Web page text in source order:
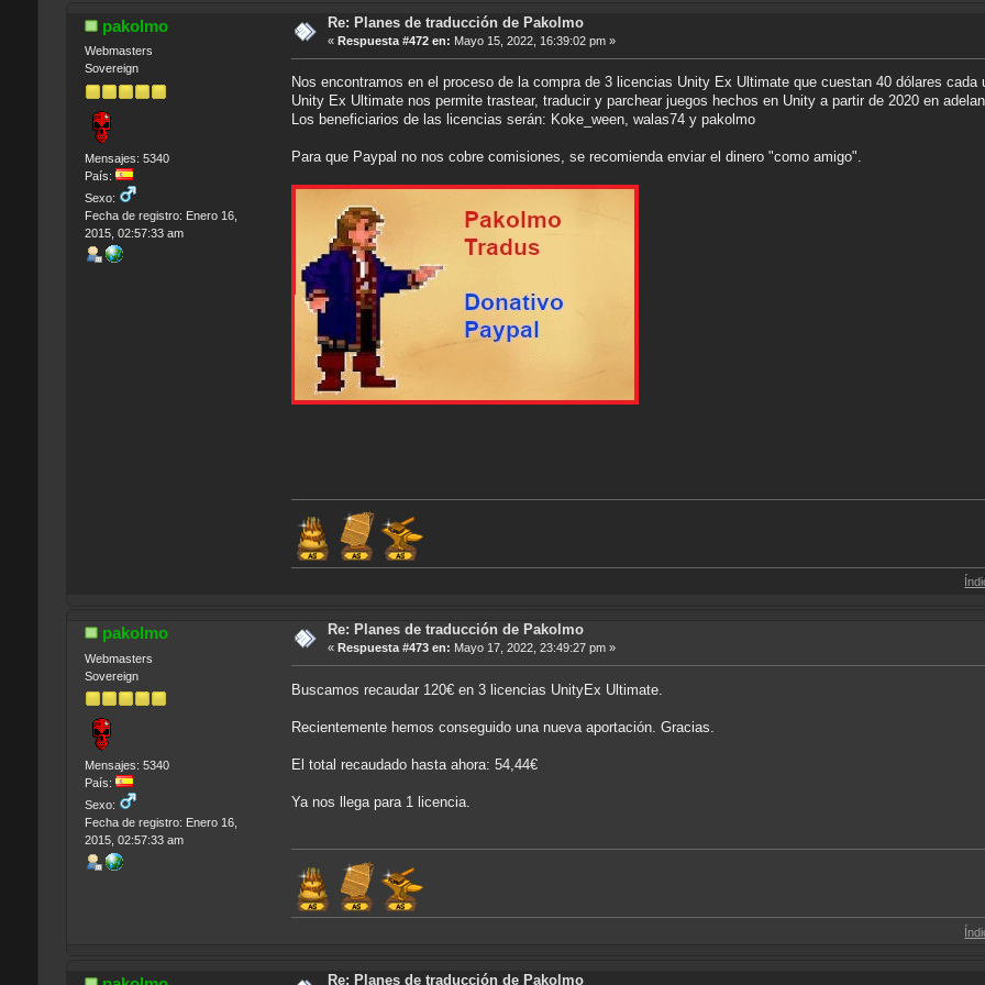
pakolmo
Webmasters
Sovereign
Mensajes: 5340
País:
Sexo:
Fecha de registro: Enero 16,
2015, 02:57:33 am
Re: Planes de traducción de Pakolmo
« Respuesta #472 en: Mayo 15, 2022, 16:39:02 pm »
Nos encontramos en el proceso de la compra de 3 licencias Unity Ex Ultimate que cuestan 40 dólares cada
Unity Ex Ultimate nos permite trastear, traducir y parchear juegos hechos en Unity a partir de 2020 en
Los beneficiarios de las licencias serán: Koke_ween, walas74 y pakolmo
Para que Paypal no nos cobre comisiones, se recomienda enviar el dinero "como amigo".
Índice de
pakolmo
Webmasters
Sovereign
Mensajes: 5340
País:
Sexo:
Fecha de registro: Enero 16,
2015, 02:57:33 am
Re: Planes de traducción de Pakolmo
« Respuesta #473 en: Mayo 17, 2022, 23:49:27 pm »
Buscamos recaudar 120€ en 3 licencias UnityEx Ultimate.
Recientemente hemos conseguido una nueva aportación. Gracias.
El total recaudado hasta ahora: 54,44€
Ya nos llega para 1 licencia.
Índice de
Re: Planes de traducción de Pakolmo